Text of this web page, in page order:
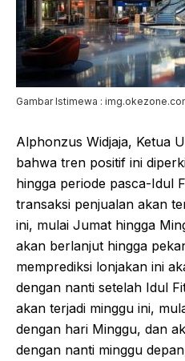
Gambar Istimewa :
Alphonzus Widjaja, Ketua
bahwa tren positif ini
hingga periode pasca-Idul
transaksi penjualan akan
ini, mulai Jumat hingga
akan berlanjut hingga
memprediksi lonjakan ini
dengan nanti setelah Idul
akan terjadi minggu ini,
dengan hari Minggu, dan
dengan nanti minggu